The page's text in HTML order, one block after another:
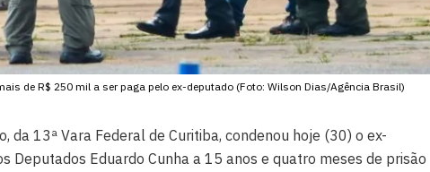
de R$ 250 mil a ser paga pelo ex-deputado (Foto: Wilson Dias/Agência Brasil)
da 13ª Vara Federal de Curitiba, condenou hoje (30) o ex-
Deputados Eduardo Cunha a 15 anos e quatro meses de prisão